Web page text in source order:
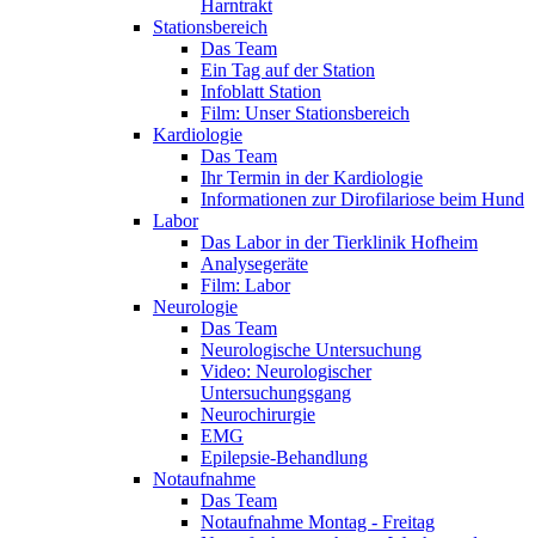
Harntrakt
Stationsbereich
Das Team
Ein Tag auf der Station
Infoblatt Station
Film: Unser Stationsbereich
Kardiologie
Das Team
Ihr Termin in der Kardiologie
Informationen zur Dirofilariose beim Hund
Labor
Das Labor in der Tierklinik Hofheim
Analysegeräte
Film: Labor
Neurologie
Das Team
Neurologische Untersuchung
Video: Neurologischer
Untersuchungsgang
Neurochirurgie
EMG
Epilepsie-Behandlung
Notaufnahme
Das Team
Notaufnahme Montag - Freitag